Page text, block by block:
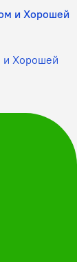
и Хорошей